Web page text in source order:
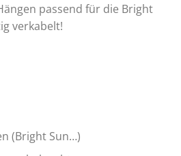
passend für die Bright
verkabelt!
(Bright Sun…)